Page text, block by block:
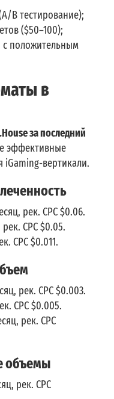
B тестирование);
($50–100);
с положительным
в
за последний
эффективные
iGaming-вертикали.
рек. CPC $0.06.
CPC $0.05.
CPC $0.011.
рек. CPC $0.003.
CPC $0.005.
рек. CPC
объемы
рек. CPC